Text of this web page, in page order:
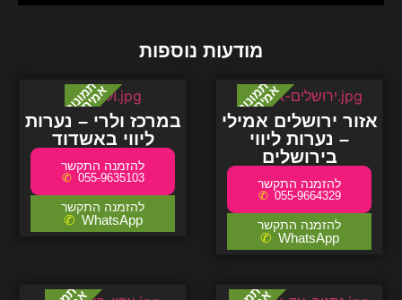
מודעות נוספות
במרכז ולרי – נערות
ליווי באשדוד
055-9635103
WhatsApp
אזור ירושלים אמילי
– נערות ליווי
בירושלים
055-9664329
WhatsApp